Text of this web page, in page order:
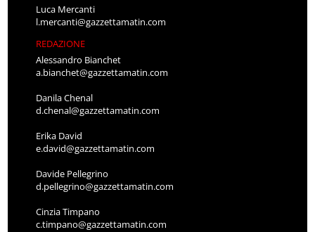
Luca Mercanti
l.mercanti@gazzettamatin.com
REDAZIONE
Alessandro Bianchet
a.bianchet@gazzettamatin.com
Danila Chenal
d.chenal@gazzettamatin.com
Erika David
e.david@gazzettamatin.com
Davide Pellegrino
d.pellegrino@gazzettamatin.com
Cinzia Timpano
c.timpano@gazzettamatin.com